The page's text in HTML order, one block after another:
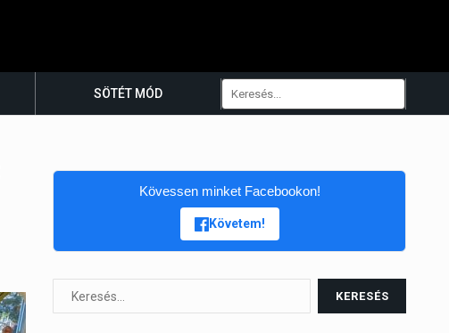
SÖTÉT MÓD
Kövessen minket Facebookon!
Követem!